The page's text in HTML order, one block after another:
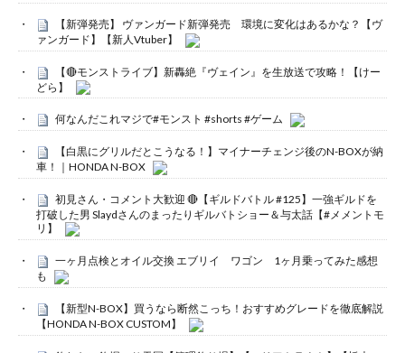
【新弾発売】 ヴァンガード新弾発売 環境に変化はあるかな？【ヴ
ァンガード】【新人Vtuber】
【🔴モンストライブ】新轟絶『ヴェイン』を生放送で攻略！【けー
どら】
何なんだこれマジで#モンスト #shorts #ゲーム
【白黒にグリルだとこうなる！】マイナーチェンジ後のN-BOXが納
車！｜HONDA N-BOX
初見さん・コメント大歓迎 🔴【ギルドバトル #125】一強ギルドを
打破した男 Slaydさんのまったりギルバトショー＆与太話【#メメントモ
リ】
一ヶ月点検とオイル交換 エブリイ ワゴン 1ヶ月乗ってみた感想
も
【新型N-BOX】買うなら断然こっち！おすすめグレードを徹底解説
【HONDA N-BOX CUSTOM】